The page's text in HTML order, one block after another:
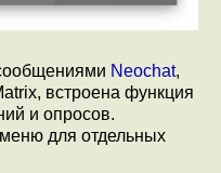
Neochat,
встроена функция
и опросов.
для отдельных